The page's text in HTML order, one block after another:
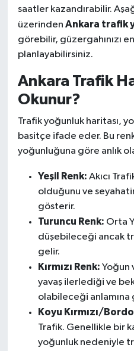
saatler kazandırabilir.
üzerinden Ankara trafik
görebilir, güzergahınızı
planlayabilirsiniz.
Ankara Trafik
Okunur?
Trafik yoğunluk haritası,
basitçe ifade eder. Bu
yoğunluğuna göre anlık
Yeşil Renk: Akıcı
olduğunu ve
gösterir.
Turuncu Renk: Orta
düşebileceği ancak
gelir.
Kırmızı Renk: Yoğun
yavaş ilerlediği ve
olabileceği anlamına
Koyu Kırmızı/
Trafik. Genellikle bir
yoğunluk nedeniyle